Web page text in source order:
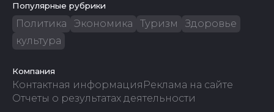
Популярные рубрики
Политика Экономика Туризм
Здоровье
культура
Компания
Контактная информация Реклама на сайте
Отчеты о результатах деятельности